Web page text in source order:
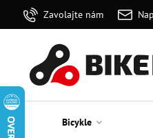
Zavolajte nám
Bicykle